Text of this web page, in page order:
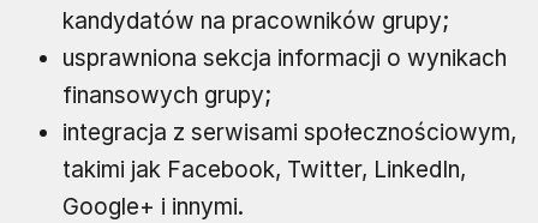
kandydatów na pracowników grupy;
usprawniona sekcja informacji o wynikach
finansowych grupy;
integracja z serwisami społecznościowym,
takimi jak Facebook, Twitter, LinkedIn,
Google+ i innymi.